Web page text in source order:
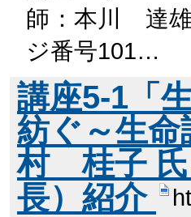
師：本川 達雄
ジ番号101…
講座5-1「
紡ぐ～生命
村 桂子 氏
長）紹介